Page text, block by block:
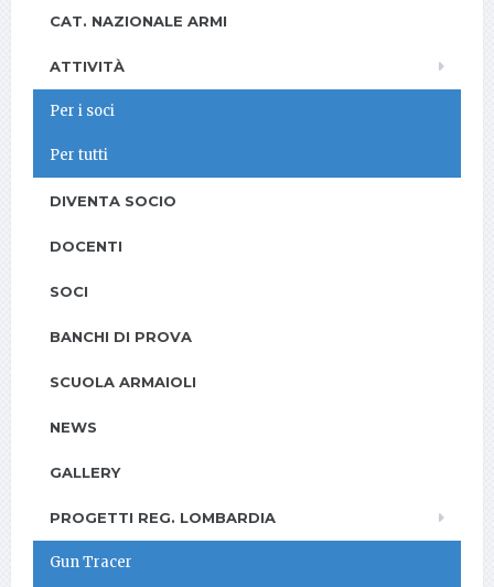
CAT. NAZIONALE ARMI
ATTIVITÀ
Per i soci
Per tutti
DIVENTA SOCIO
DOCENTI
SOCI
BANCHI DI PROVA
SCUOLA ARMAIOLI
NEWS
GALLERY
PROGETTI REG. LOMBARDIA
Gun Tracer